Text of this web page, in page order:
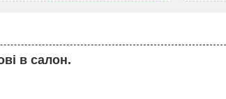
в салон.